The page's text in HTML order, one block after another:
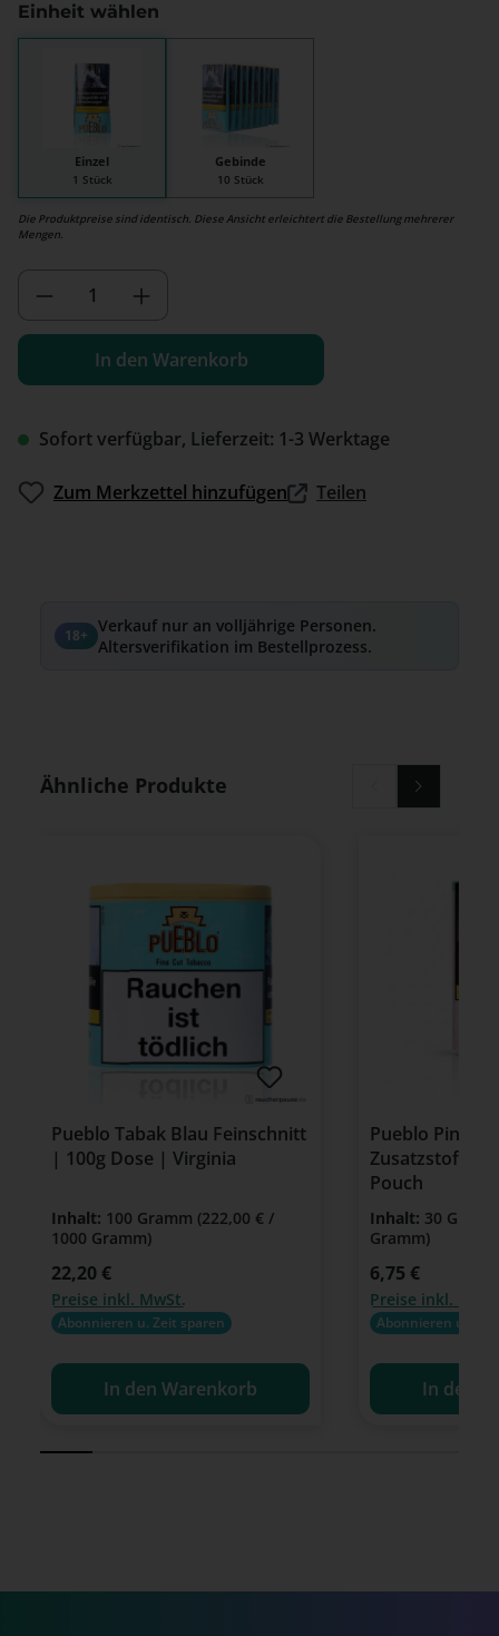
Sofort verfügbar, Lieferzeit: 1-3 Werktage
Einheit wählen
Einzel
1 Stück
Gebinde
10 Stück
Die Produktpreise sind identisch. Diese Ansicht erleichtert die Bestellung mehrerer
Mengen.
Produkt Anzahl: Gib den
In den Warenkorb
Zum Merkzettel hinzufügen Teilen
18+ Verkauf nur an volljährige Personen.
Altersverifikation im Bestellprozess.
Produktgalerie überspringen
Ähnliche Produkte
Pueblo Tabak Blau Feinschnitt
| 100g Dose | Virginia
Inhalt: 100 Gramm (222,00 € /
1000 Gramm)
Regulärer Preis:
22,20 €
Preise inkl. MwSt.
Abonnieren u. Zeit sparen
In den Warenkorb
Pueblo Pink
Zusatzstoffe |
Pouch
Inhalt: 30
Gramm)
Regulärer Preis:
6,75 €
Preise inkl.
Abonnieren u.
In den